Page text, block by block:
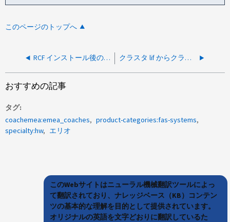
このページのトップへ
RCF インストール後のクラスタ ライフでのパケット損失が継続する クラスタ lif からクラスタ lif への ping 時にパケット損失が継続する
おすすめの記事
タグ
coachemea:emea_coaches
product-categories:fas-systems
specialty:hw
エリオ
このWebサイトはニューラル機械翻訳ツールによっ
て翻訳されており、ナレッジベース（KB）コンテン
ツの基本的な理解を目的として提供されています。
オリジナルの英語を文字どおりに翻訳しているた